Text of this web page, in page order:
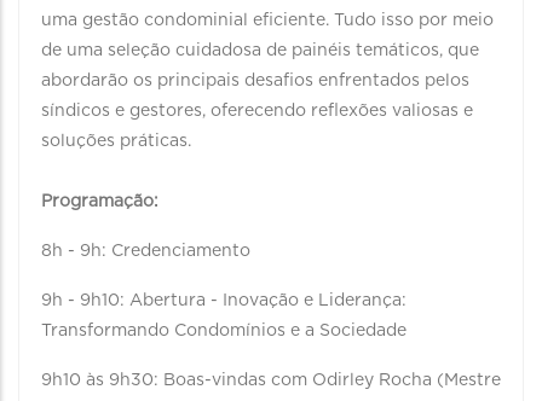
uma gestão condominial eficiente. Tudo isso por meio
de uma seleção cuidadosa de painéis temáticos, que
abordarão os principais desafios enfrentados pelos
síndicos e gestores, oferecendo reflexões valiosas e
soluções práticas.
Programação:
8h - 9h: Credenciamento
9h - 9h10: Abertura - Inovação e Liderança:
Transformando Condomínios e a Sociedade
9h10 às 9h30: Boas-vindas com Odirley Rocha (Mestre